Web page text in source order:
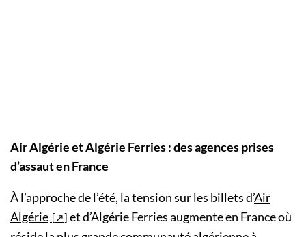
Air Algérie et Algérie Ferries : des agences prises
d’assaut en France
À l’approche de l’été, la tension sur les billets d’Air
Algérie
et d’Algérie Ferries augmente en France où